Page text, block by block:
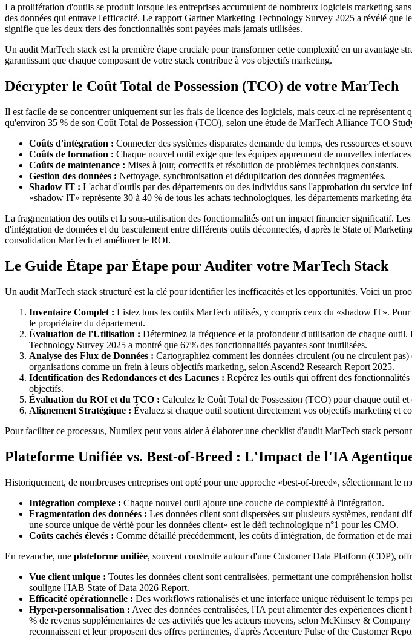
La prolifération d'outils se produit lorsque les entreprises accumulent de nombreux logiciels marketing
des données qui entrave l'efficacité. Le rapport Gartner Marketing Technology Survey 2025 a révélé que
signifie que les deux tiers des fonctionnalités sont payées mais jamais utilisées.
Un audit MarTech stack est la première étape cruciale pour transformer cette complexité en un avantage
garantissant que chaque composant de votre stack contribue à vos objectifs marketing.
Décrypter le Coût Total de Possession (TCO) de votre MarTech
Il est facile de se concentrer uniquement sur les frais de licence des logiciels, mais ceux-ci ne
qu'environ 35 % de son Coût Total de Possession (TCO), selon une étude de MarTech Alliance TCO
Coûts d'intégration : Connecter des systèmes disparates demande du temps, des ressources et
Coûts de formation : Chaque nouvel outil exige que les équipes apprennent de nouvelles
Coûts de maintenance : Mises à jour, correctifs et résolution de problèmes techniques constants.
Gestion des données : Nettoyage, synchronisation et déduplication des données fragmentées.
Shadow IT : L'achat d'outils par des départements ou des individus sans l'approbation du service
«shadow IT» représente 30 à 40 % de tous les achats technologiques, les départements marketing
La fragmentation des outils et la sous-utilisation des fonctionnalités ont un impact financier significatif.
d'intégration de données et du basculement entre différents outils déconnectés, d'après le State of
consolidation MarTech et améliorer le ROI.
Le Guide Étape par Étape pour Auditer votre MarTech Stack
Un audit MarTech stack structuré est la clé pour identifier les inefficacités et les opportunités. Voici un
Inventaire Complet : Listez tous les outils MarTech utilisés, y compris ceux du «shadow IT».
le propriétaire du département.
Évaluation de l'Utilisation : Déterminez la fréquence et la profondeur d'utilisation de chaque
Technology Survey 2025 a montré que 67% des fonctionnalités payantes sont inutilisées.
Analyse des Flux de Données : Cartographiez comment les données circulent (ou ne circulent
organisations comme un frein à leurs objectifs marketing, selon Ascend2 Research Report 2025.
Identification des Redondances et des Lacunes : Repérez les outils qui offrent des
objectifs.
Évaluation du ROI et du TCO : Calculez le Coût Total de Possession (TCO) pour chaque outil
Alignement Stratégique : Évaluez si chaque outil soutient directement vos objectifs marketing et
Pour faciliter ce processus, Numilex peut vous aider à élaborer une checklist d'audit MarTech stack
Plateforme Unifiée vs. Best-of-Breed : L'Impact de l'IA
Historiquement, de nombreuses entreprises ont opté pour une approche «best-of-breed», sélectionnant
Intégration complexe : Chaque nouvel outil ajoute une couche de complexité à l'intégration.
Fragmentation des données : Les données client sont dispersées sur plusieurs systèmes,
une source unique de vérité pour les données client» est le défi technologique n°1 pour les CMO.
Coûts cachés élevés : Comme détaillé précédemment, les coûts d'intégration, de formation et de
En revanche, une plateforme unifiée, souvent construite autour d'une Customer Data Platform (CDP),
Vue client unique : Toutes les données client sont centralisées, permettant une compréhension
souligne l'IAB State of Data 2026 Report.
Efficacité opérationnelle : Des workflows rationalisés et une interface unique réduisent le temps
Hyper-personnalisation : Avec des données centralisées, l'IA peut alimenter des expériences
% de revenus supplémentaires de ces activités que les acteurs moyens, selon McKinsey &
reconnaissent et leur proposent des offres pertinentes, d'après Accenture Pulse of the Customer